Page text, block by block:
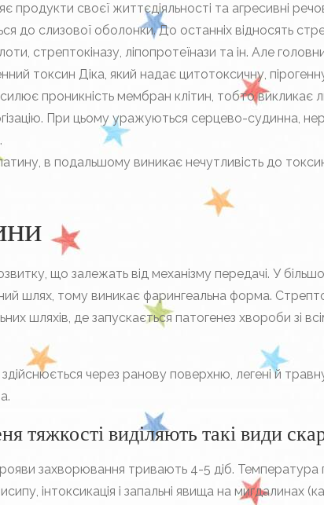
продукти своєї життєдіяльності та агресивні
до слизової оболонки. До останніх відносять
стрептокіназу, ліпопротеїнази та ін. Але
токсин Діка, який надає цитотоксичну,
проникність мембран клітин, тобто викликає
При цьому уражуються серцево-судинна,
в подальшому виникає нечутливість до
що залежать від механізму передачі. У
шлях, тому виникає фарингеальна форма.
шляхів, де запускається патогенез хвороби зі
здійснюється через ранову поверхню, легені й
тяжкості виділяють такі види
захворювання тривають 4-5 діб. Температура
інтоксикація і запальні явища на мигдалинах